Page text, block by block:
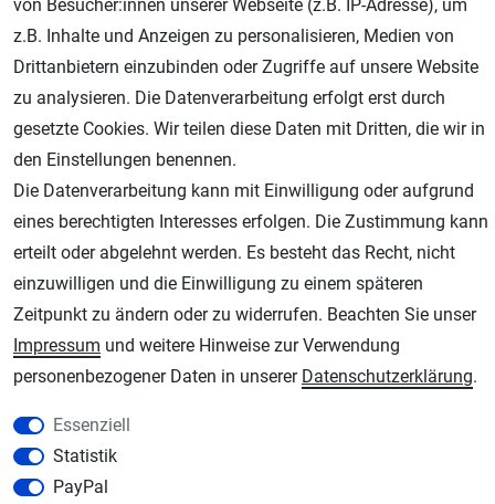
AGB Widerrufsrecht Datenschutz Impressum
Unsere weiteren Shops:
Schmincke-City.de
Schmincke Künstlerfarben das Gesamtsortiment
Schneideplotter, Transferpressen, Siebdruck und Plotterfolien
Modellbau-City.com
Military + Tabletop Plastikmodelle und Modellbau Farben - Bringen Sie Farbe ins
von Besucher:innen unserer Webseite (z.B. IP-Adresse), um
z.B. Inhalte und Anzeigen zu personalisieren, Medien von
Drittanbietern einzubinden oder Zugriffe auf unsere Website
zu analysieren. Die Datenverarbeitung erfolgt erst durch
gesetzte Cookies. Wir teilen diese Daten mit Dritten, die wir in
den Einstellungen benennen.
Die Datenverarbeitung kann mit Einwilligung oder aufgrund
eines berechtigten Interesses erfolgen. Die Zustimmung kann
erteilt oder abgelehnt werden. Es besteht das Recht, nicht
einzuwilligen und die Einwilligung zu einem späteren
Zeitpunkt zu ändern oder zu widerrufen. Beachten Sie unser
Impressum und weitere Hinweise zur Verwendung
personenbezogener Daten in unserer Daten­schutz­erklärung.
Essenziell
Statistik
PayPal